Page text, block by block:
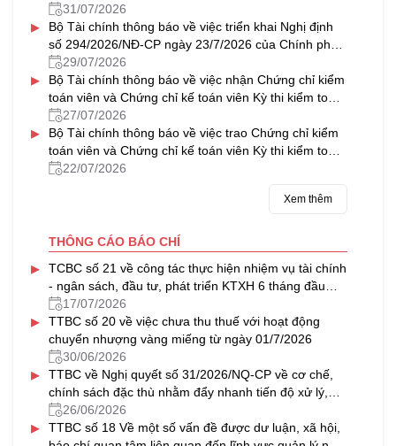
31/07/2026
▸
Bộ Tài chính thông báo về việc triển khai Nghị định
số 294/2026/NĐ-CP ngày 23/7/2026 của Chính phủ
về tổ hợp tác
29/07/2026
▸
Bộ Tài chính thông báo về việc nhận Chứng chỉ kiểm
toán viên và Chứng chỉ kế toán viên Kỳ thi kiểm toán
viên, kế toán viên năm 2025
27/07/2026
▸
Bộ Tài chính thông báo về việc trao Chứng chỉ kiểm
toán viên và Chứng chỉ kế toán viên Kỳ thi kiểm toán
viên, kế toán viên năm 2025
22/07/2026
Xem thêm
THÔNG CÁO BÁO CHÍ
▸
TCBC số 21 về công tác thực hiện nhiệm vụ tài chính
- ngân sách, đầu tư, phát triển KTXH 6 tháng đầu
năm, triển khai nhiệm vụ 6 tháng cuối năm 2026
17/07/2026
▸
TTBC số 20 về việc chưa thu thuế với hoạt động
chuyển nhượng vàng miếng từ ngày 01/7/2026
30/06/2026
▸
TTBC về Nghị quyết số 31/2026/NQ-CP về cơ chế,
chính sách đặc thù nhằm đẩy nhanh tiến độ xử lý,
khai thác nhà, đất dôi dư sau sắp xếp tổ chức bộ
máy và đơn vị hành chính
26/06/2026
▸
TTBC số 18 Về một số vấn đề được dư luận, xã hội,